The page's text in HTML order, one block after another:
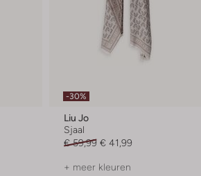
-30%
Liu Jo
Sjaal
€ 59,99 € 41,99
+ meer kleuren